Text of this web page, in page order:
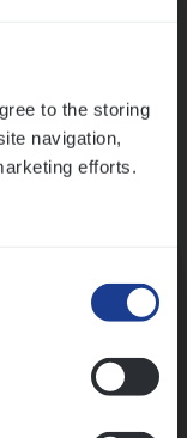
to the storing
navigation,
efforts.